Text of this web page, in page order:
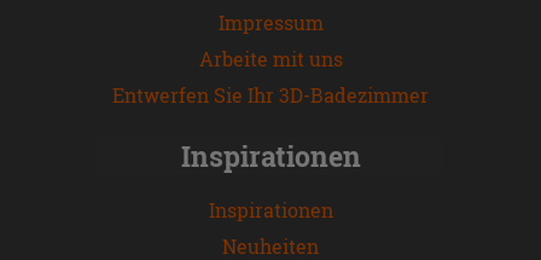
Impressum
Arbeite mit uns
Entwerfen Sie Ihr 3D-Badezimmer
Inspirationen
Inspirationen
Neuheiten